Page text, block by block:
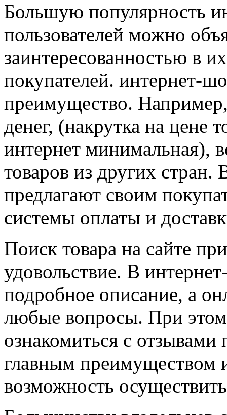
Большую популярность
пользователей можно
заинтересованностью в
покупателей. интернет-
преимущество.
денег, (накрутка на цене
интернет минимальная),
товаров из других стран.
предлагают своим
системы оплаты и
Поиск товара на сайте
удовольствие. В
подробное описание, а
любые вопросы. При
ознакомиться с отзывами
главным преимуществом
возможность